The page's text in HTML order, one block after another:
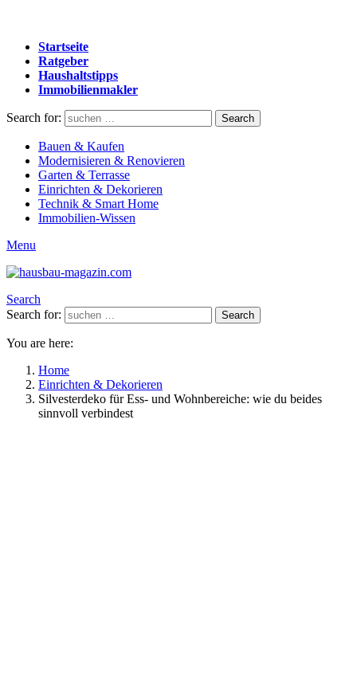
Startseite
Ratgeber
Haushaltstipps
Immobilienmakler
Search for: Search
Bauen & Kaufen
Modernisieren & Renovieren
Garten & Terrasse
Einrichten & Dekorieren
Technik & Smart Home
Immobilien-Wissen
Menu
Search
Search for:
Search
You are here:
Home
Einrichten & Dekorieren
Silvesterdeko für Ess- und Wohnbereiche: wie du beides
sinnvoll verbindest